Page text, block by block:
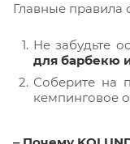
Главные правила
Не забудьте
для барбекю
Соберите на
кемпинговое